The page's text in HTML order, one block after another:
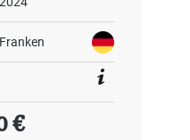
Franken
Preis:
€